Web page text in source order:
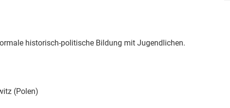
historisch-politische Bildung mit Jugendlichen.
(Polen)